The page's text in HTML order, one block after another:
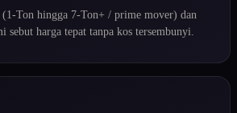
Ton hingga 7-Ton+ / prime mover) dan
harga tepat tanpa kos tersembunyi.